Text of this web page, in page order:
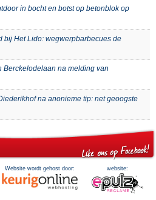
in bocht en botst op betonblok op
bij Het Lido: wegwerpbarbecues de
Berckelodelaan na melding van
na anonieme tip: net geoogste
Website wordt gehost door: website: